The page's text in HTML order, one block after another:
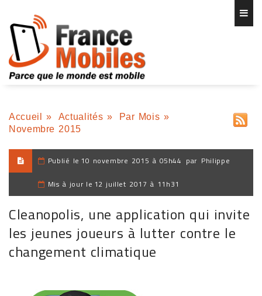
Accueil » Actualités » Par Mois »
Novembre 2015
Publié le 10 novembre 2015 à 05h44 par Philippe
Mis à jour le 12 juillet 2017 à 11h31
Cleanopolis, une application qui invite
les jeunes joueurs à lutter contre le
changement climatique